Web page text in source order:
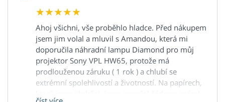
Ahoj všichni, vše proběhlo hladce. Před nákupem
jsem jim volal a mluvil s Amandou, která mi
doporučila náhradní lampu Diamond pro můj
projektor Sony VPL HW65, protože má
prodlouženou záruku ( 1 rok ) a chlubí se
extrémní spolehlivostí a životností. Na papírech,